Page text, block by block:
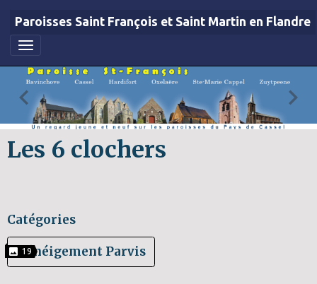
Paroisses Saint François et Saint Martin en Flandre
Les 6 clochers
Catégories
19
Dénéigement Parvis